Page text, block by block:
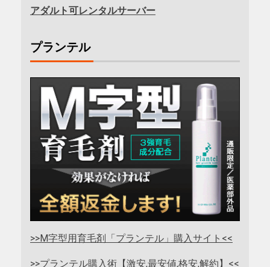
アダルト可レンタルサーバー
プランテル
>>M字型用育毛剤「プランテル」購入サイト<<
>>プランテル購入術【激安,最安値,格安,解約】<<